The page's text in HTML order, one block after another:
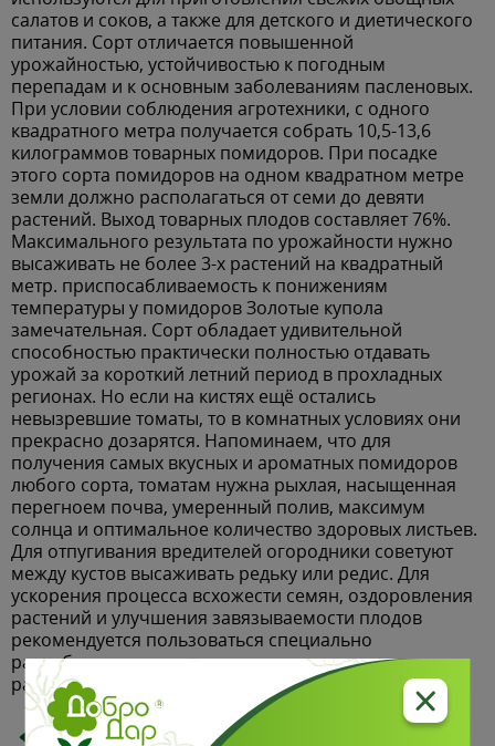
салатов и соков, а также для детского и диетического
питания. Сорт отличается повышенной
урожайностью, устойчивостью к погодным
перепадам и к основным заболеваниям пасленовых.
При условии соблюдения агротехники, с одного
квадратного метра получается собрать 10,5-13,6
килограммов товарных помидоров. При посадке
этого сорта помидоров на одном квадратном метре
земли должно располагаться от семи до девяти
растений. Выход товарных плодов составляет 76%.
Максимального результата по урожайности нужно
высаживать не более 3-х растений на квадратный
метр. приспосабливаемость к понижениям
температуры у помидоров Золотые купола
замечательная. Сорт обладает удивительной
способностью практически полностью отдавать
урожай за короткий летний период в прохладных
регионах. Но если на кистях ещё остались
невызревшие томаты, то в комнатных условиях они
прекрасно дозарятся. Напоминаем, что для
получения самых вкусных и ароматных помидоров
любого сорта, томатам нужна рыхлая, насыщенная
перегноем почва, умеренный полив, максимум
солнца и оптимальное количество здоровых листьев.
Для отпугивания вредителей огородники советуют
между кустов высаживать редьку или редис. Для
ускорения процесса всхожести семян, оздоровления
растений и улучшения завязываемости плодов
рекомендуется пользоваться специально
разработанными стимуляторами роста и развития
растений.
Назад в